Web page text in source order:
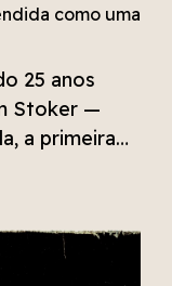
como uma
25 anos
Stoker —
a primeira
e Laura,
rígida,